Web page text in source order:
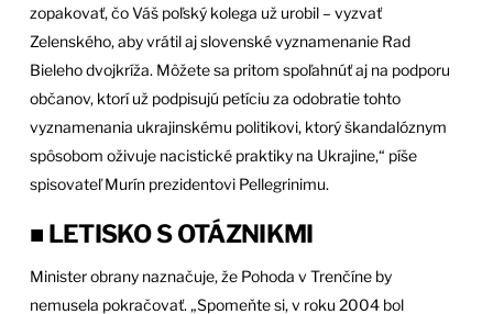
zopakovať, čo Váš poľský kolega už urobil – vyzvať
Zelenského, aby vrátil aj slovenské vyznamenanie Rad
Bieleho dvojkríža. Môžete sa pritom spoľahnúť aj na podporu
občanov, ktorí už podpisujú petíciu za odobratie tohto
vyznamenania ukrajinskému politikovi, ktorý škandalóznym
spôsobom oživuje nacistické praktiky na Ukrajine,“ píše
spisovateľ Murín prezidentovi Pellegrinimu.
■ LETISKO S OTÁZNIKMI
Minister obrany naznačuje, že Pohoda v Trenčíne by
nemusela pokračovať. „Spomeňte si, v roku 2004 bol